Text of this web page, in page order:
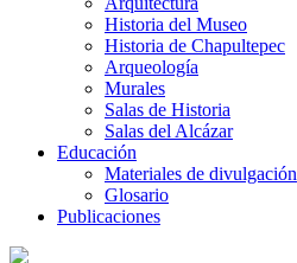
Historia del Museo
Historia de Chapultepec
Arqueología
Murales
Salas de Historia
Salas del Alcázar
Educación
Materiales de divulgación
Glosario
Publicaciones